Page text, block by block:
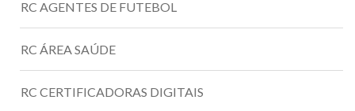
RC AGENTES DE FUTEBOL
RC ÁREA SAÚDE
RC CERTIFICADORAS DIGITAIS